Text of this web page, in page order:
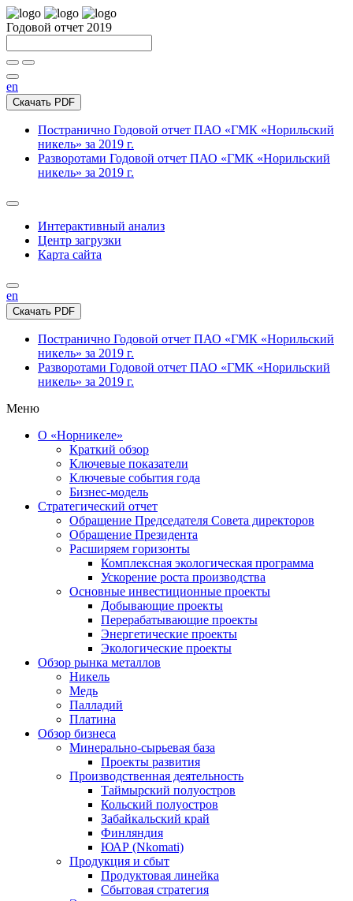
Годовой отчет 2019
en
Скачать PDF
Постранично Годовой отчет ПАО «ГМК «Норильский
никель» за 2019 г.
Разворотами Годовой отчет ПАО «ГМК «Норильский
никель» за 2019 г.
Интерактивный анализ
Центр загрузки
Карта сайта
en
Скачать PDF
Постранично Годовой отчет ПАО «ГМК «Норильский
никель» за 2019 г.
Разворотами Годовой отчет ПАО «ГМК «Норильский
никель» за 2019 г.
Меню
О «Норникеле»
Краткий обзор
Ключевые показатели
Ключевые события года
Бизнес-модель
Стратегический отчет
Обращение Председателя Совета директоров
Обращение Президента
Расширяем горизонты
Комплексная экологическая программа
Ускорение роста производства
Основные инвестиционные проекты
Добывающие проекты
Перерабатывающие проекты
Энергетические проекты
Экологические проекты
Обзор рынка металлов
Никель
Медь
Палладий
Платина
Обзор бизнеса
Минерально-сырьевая база
Проекты развития
Производственная деятельность
Таймырский полуостров
Кольский полуостров
Забайкальский край
Финляндия
ЮАР (Nkomati)
Продукция и сбыт
Продуктовая линейка
Сбытовая стратегия